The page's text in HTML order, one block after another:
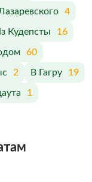
4
Кудепсты 16
60
2 В Гагру 19
1